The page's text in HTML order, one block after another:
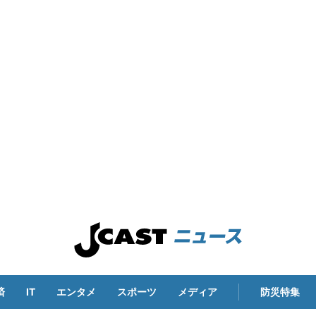
IT エンタメ スポーツ メディア 防災特集